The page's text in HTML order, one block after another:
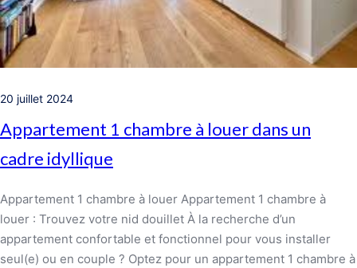
20 juillet 2024
Appartement 1 chambre à louer dans un
cadre idyllique
Appartement 1 chambre à louer Appartement 1 chambre à
louer : Trouvez votre nid douillet À la recherche d’un
appartement confortable et fonctionnel pour vous installer
seul(e) ou en couple ? Optez pour un appartement 1 chambre à